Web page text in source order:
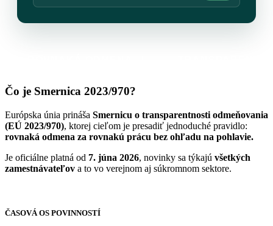
Čo je Smernica 2023/970?
Európska únia prináša Smernicu o transparentnosti odmeňovania
(EÚ 2023/970), ktorej cieľom je presadiť jednoduché pravidlo:
rovnaká odmena za rovnakú prácu bez ohľadu na pohlavie.
Je oficiálne platná od 7. júna 2026, novinky sa týkajú všetkých
zamestnávateľov a to vo verejnom aj súkromnom sektore.
ČASOVÁ OS POVINNOSTÍ